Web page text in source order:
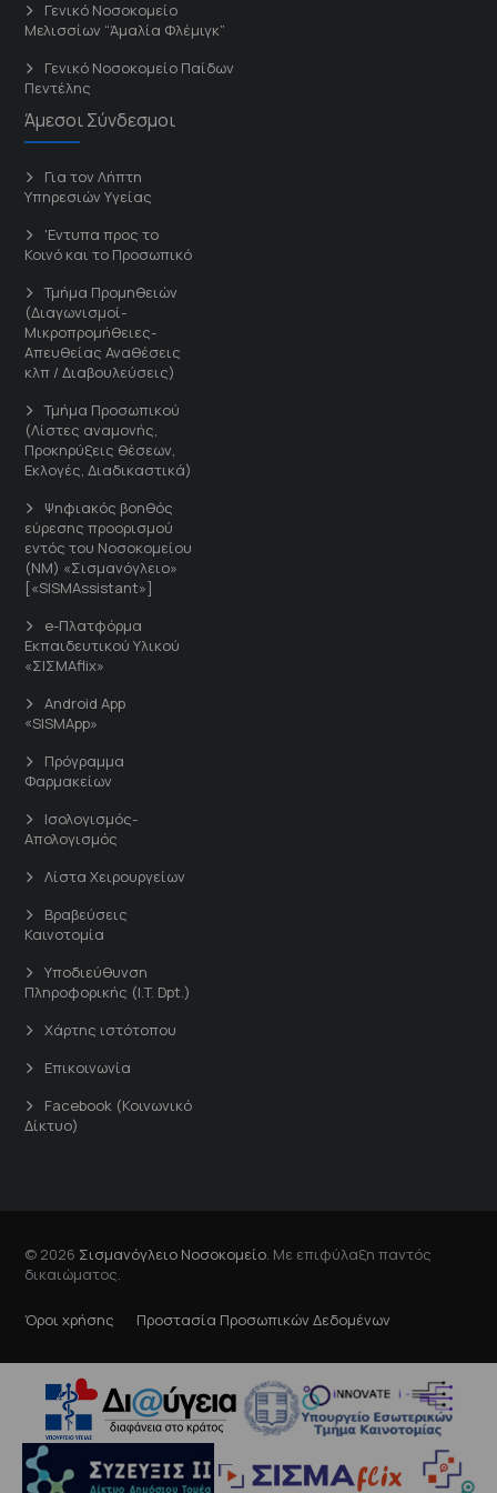
Γενικό Νοσοκομείο
Μελισσίων “Άμαλία Φλέμιγκ”
Γενικό Νοσοκομείο Παίδων
Πεντέλης
Άμεσοι Σύνδεσμοι
Για τον Λήπτη
Υπηρεσιών Υγείας
'Εντυπα προς το
Κοινό και το Προσωπικό
Τμήμα Προμηθειών
(Διαγωνισμοί-
Μικροπρομήθειες-
Απευθείας Αναθέσεις
κλπ / Διαβουλεύσεις)
Τμήμα Προσωπικού
(Λίστες αναμονής,
Προκηρύξεις θέσεων,
Εκλογές, Διαδικαστικά)
Ψηφιακός βοηθός
εύρεσης προορισμού
εντός του Νοσοκομείου
(ΝΜ) «Σισμανόγλειο»
[«SISMAssistant»]
e-Πλατφόρμα
Εκπαιδευτικού Υλικού
«ΣΙΣΜΑflix»
Android App
«SISMApp»
Πρόγραμμα
Φαρμακείων
Ισολογισμός-
Απολογισμός
Λίστα Χειρουργείων
Βραβεύσεις
Καινοτομία
Υποδιεύθυνση
Πληροφορικής (I.T. Dpt.)
Χάρτης ιστότοπου
Επικοινωνία
Facebook (Κοινωνικό
Δίκτυο)
© 2026 Σισμανόγλειο Νοσοκομείο . Με επιφύλαξη παντός
δικαιώματος.
Όροι χρήσης Προστασία Προσωπικών Δεδομένων